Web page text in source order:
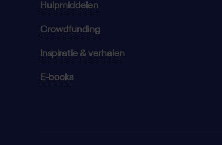
Hulpmiddelen
Crowdfunding
Inspiratie & verhalen
E-books